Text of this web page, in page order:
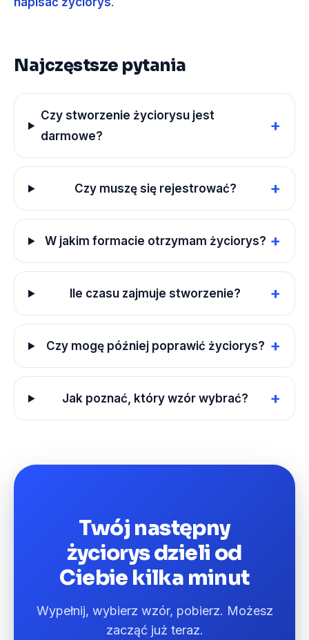
Najczęstsze pytania
Czy stworzenie życiorysu jest
darmowe?
+
Czy muszę się rejestrować? +
W jakim formacie otrzymam życiorys? +
Ile czasu zajmuje stworzenie? +
Czy mogę później poprawić życiorys? +
Jak poznać, który wzór wybrać? +
Twój następny
życiorys dzieli od
Ciebie kilka minut
Wypełnij, wybierz wzór, pobierz. Możesz
zacząć już teraz.